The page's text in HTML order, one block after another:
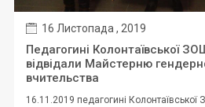
16 Листопада , 2019
Педагогині Колонтаївської ЗОШ
відвідали Майстерню
вчительства
16.11.2019 педагогині Колонтаївської